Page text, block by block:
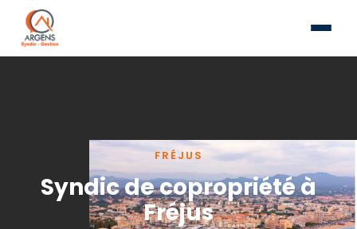
FRÉJUS
Syndic de copropriété à
Fréjus